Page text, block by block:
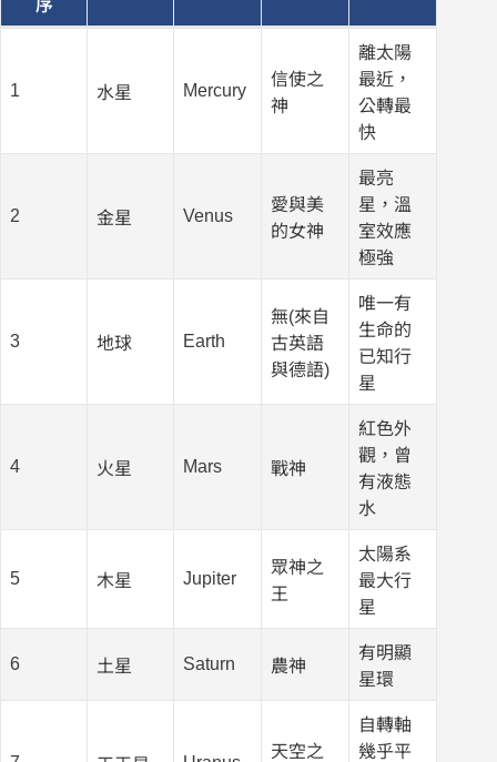
序
1 水星 Mercury
信使之
神
離太陽
最近，
公轉最
快
2 金星 Venus
愛與美
的女神
最亮
星，溫
室效應
極強
3 地球 Earth
無(來自
古英語
與德語)
唯一有
生命的
已知行
星
4 火星 Mars 戰神
紅色外
觀，曾
有液態
水
5 木星 Jupiter
眾神之
王
太陽系
最大行
星
6 土星 Saturn 農神
有明顯
星環
天空之
自轉軸
幾乎平